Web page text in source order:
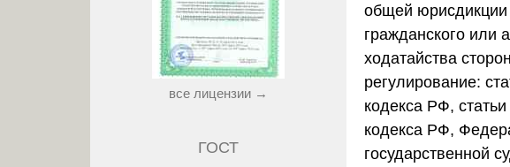
общей
гражданского или
ходатайства
регулирование:
кодекса РФ,
кодекса РФ,
государственной
все лицензии →
ГОСТ